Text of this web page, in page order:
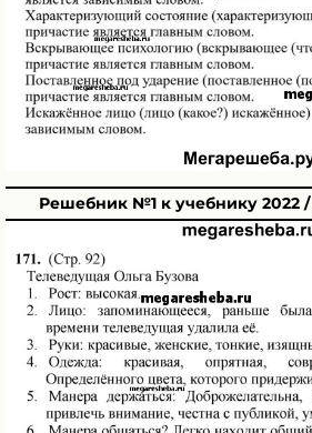
Решебник №1 к учебнику 2022